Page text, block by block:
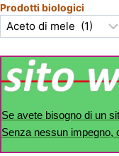
Prodotti biologici
Se avete bisogno di un
Senza nessun impegno,